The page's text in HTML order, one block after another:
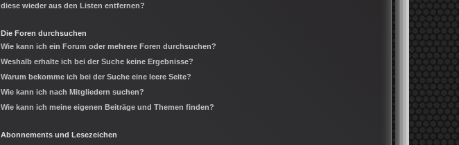
diese wieder aus den Listen entfernen?
Die Foren durchsuchen
Wie kann ich ein Forum oder mehrere Foren durchsuchen?
Weshalb erhalte ich bei der Suche keine Ergebnisse?
Warum bekomme ich bei der Suche eine leere Seite?
Wie kann ich nach Mitgliedern suchen?
Wie kann ich meine eigenen Beiträge und Themen finden?
Abonnements und Lesezeichen